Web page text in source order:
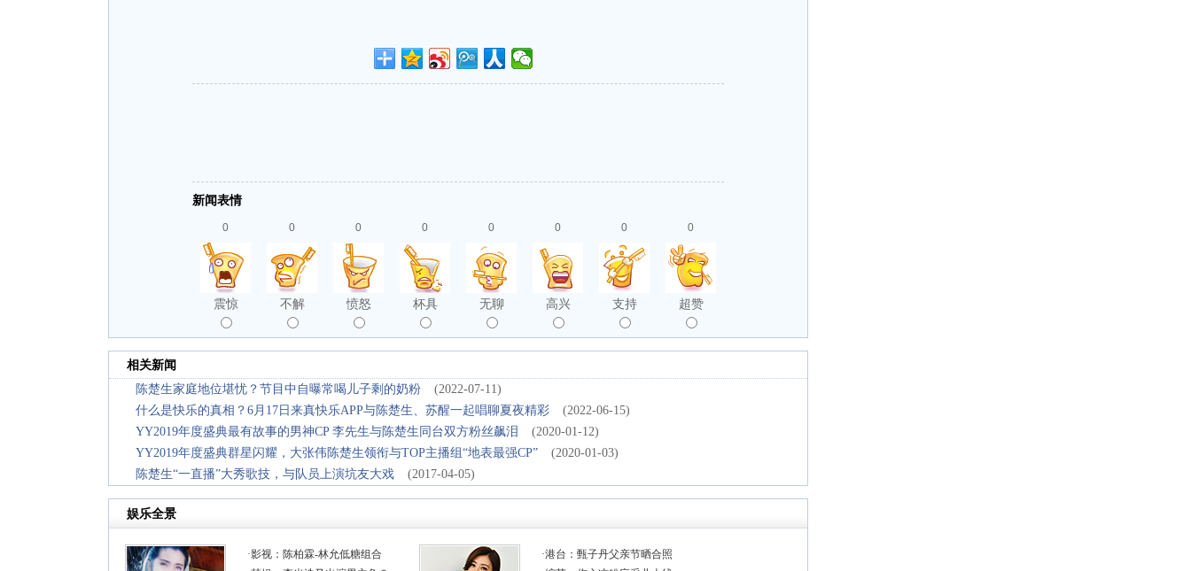
新闻表情
0
震惊
0
不解
0
愤怒
0
杯具
0
无聊
0
高兴
0
支持
0
超赞
相关新闻
陈楚生家庭地位堪忧？节目中自曝常喝儿子剩的奶粉
(2022-07-11)
什么是快乐的真相？6月17日来真快乐APP与陈楚生、苏醒一起唱聊夏夜精彩
(2022-06-15)
YY2019年度盛典最有故事的男神CP 李先生与陈楚生同台双方粉丝飙泪
(2020-01-12)
YY2019年度盛典群星闪耀，大张伟陈楚生领衔与TOP主播组“地表最强CP”
(2020-01-03)
陈楚生“一直播”大秀歌技，与队员上演坑友大戏
(2017-04-05)